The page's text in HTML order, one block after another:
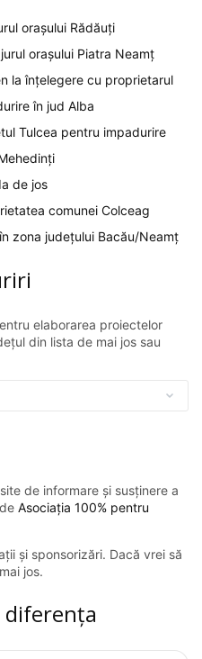
orașului Rădăuți
orașului Piatra Neamț
la înțelegere cu proprietarul
în jud Alba
Tulcea pentru impadurire
de jos
comunei Colceag
zona județului Bacău/Neamț
elaborarea proiectelor
din lista de mai jos sau
de informare și susținere a
Asociația 100% pentru
și sponsorizări. Dacă vrei să
jos.